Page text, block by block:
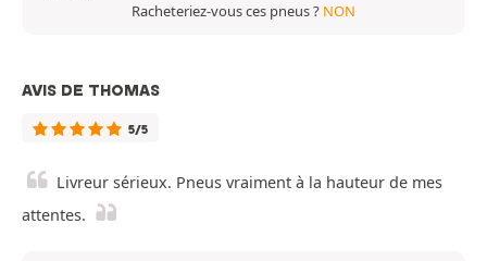
Racheteriez-vous ces pneus ? NON
AVIS DE THOMAS
5/5
Livreur sérieux. Pneus vraiment à la hauteur de mes
attentes.